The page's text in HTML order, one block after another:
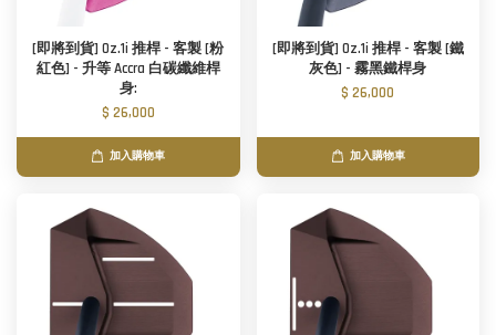
[即將到貨] Oz.1i 推桿 - 客製 [粉
紅色] - 升等 Accra 白碳纖維桿
身:
$ 26,000
加入購物車
[即將到貨] Oz.1i 推桿 - 客製 [鐵
灰色] - 霧黑鐵桿身
$ 26,000
加入購物車